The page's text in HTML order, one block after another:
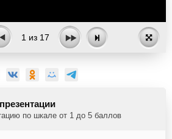
1 из 17
по шкале от 1 до 5 баллов